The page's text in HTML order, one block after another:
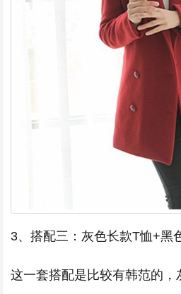
3、搭配三：灰色长款T恤+黑
这一套搭配是比较有韩范的